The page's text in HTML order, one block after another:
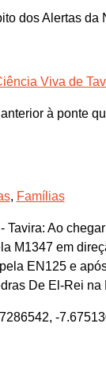
dos Alertas da
Viva de
à ponte
, Famílias
Tavira: Ao
M1347 em
EN125 e
De El-Rei na
-